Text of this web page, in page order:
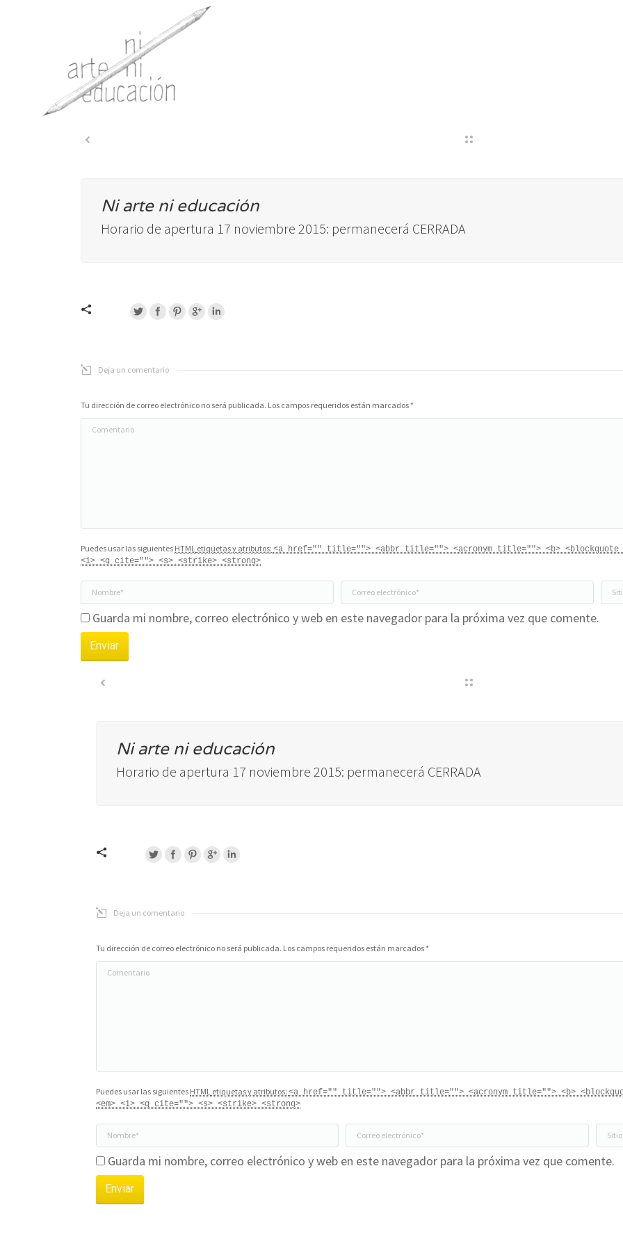
Ni arte ni educación
Horario de apertura 17 noviembre 2015: permanecerá CERRADA
Deja un comentario
Tu dirección de correo electrónico no será publicada. Los campos requeridos están marcados *
Comentario
Puedes usar las siguientes HTML etiquetas y atributos: <a href="" title=""> <abbr title=""> <acronym title=""> <b> <blockquote
<i> <q cite=""> <s> <strike> <strong>
Nombre * Correo electrónico *
Guarda mi nombre, correo electrónico y web en este navegador para la próxima vez que comente.
Enviar
Ni arte ni educación
Horario de apertura 17 noviembre 2015: permanecerá CERRADA
Deja un comentario
Tu dirección de correo electrónico no será publicada. Los campos requeridos están marcados *
Comentario
Puedes usar las siguientes HTML etiquetas y atributos: <a href="" title=""> <abbr title=""> <acronym title=""> <b>
<em> <i> <q cite=""> <s> <strike> <strong>
Nombre * Correo electrónico *
Sitio
Guarda mi nombre, correo electrónico y web en este navegador para la próxima vez que comente.
Enviar